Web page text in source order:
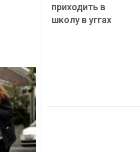
приходить в
школу в уггах